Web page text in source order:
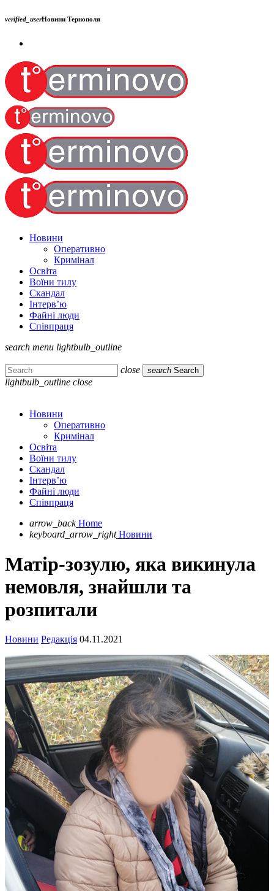
verified_userНовини Тернополя
Новини
Оперативно
Кримінал
Освіта
Воїни тилу
Скандал
Інтерв’ю
Файні люди
Співпраця
search menu lightbulb_outline
close search Search
lightbulb_outline close
Новини
Оперативно
Кримінал
Освіта
Воїни тилу
Скандал
Інтерв’ю
Файні люди
Співпраця
arrow_back Home
keyboard_arrow_right Новини
Матір-зозулю, яка викинула
немовля, знайшли та
розпитали
Новини Редакція 04.11.2021